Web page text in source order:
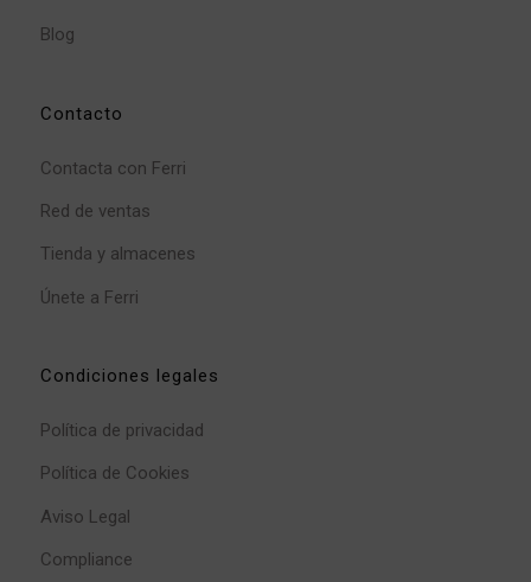
Blog
Contacto
Contacta con Ferri
Red de ventas
Tienda y almacenes
Únete a Ferri
Condiciones legales
Política de privacidad
Política de Cookies
Aviso Legal
Compliance